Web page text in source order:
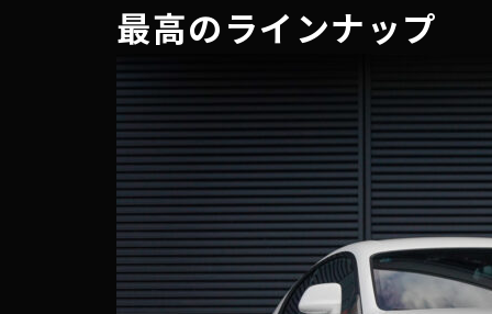
最高のラインナップ